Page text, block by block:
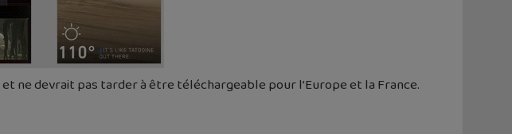
et ne devrait pas tarder à être téléchargeable pour l’Europe et la France.